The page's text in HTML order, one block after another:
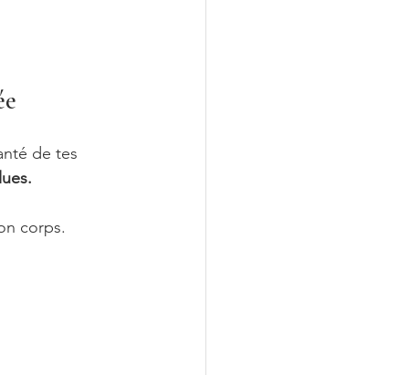
de tes
corps.